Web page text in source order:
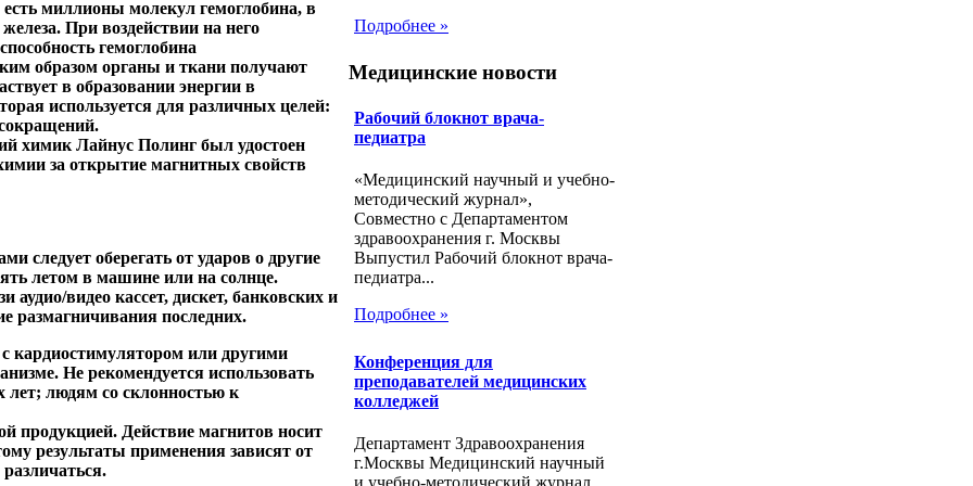
миллионы молекул гемоглобина, в
При воздействии на него
гемоглобина
образом органы и ткани получают
в образовании энергии в
используется для различных целей:
химик Лайнус Полинг был удостоен
за открытие магнитных свойств
следует оберегать от ударов о другие
летом в машине или на солнце.
аудио/видео кассет, дискет, банковских и
размагничивания последних.
кардиостимулятором или другими
Не рекомендуется использовать
лет; людям со склонностью к
продукцией. Действие магнитов носит
результаты применения зависят от
Подробнее »
Медицинские новости
Рабочий блокнот врача-
педиатра
«Медицинский научный и учебно-
методический журнал»,
Совместно с Департаментом
здравоохранения г. Москвы
Выпустил Рабочий блокнот врача-
педиатра...
Подробнее »
Конференция для
преподавателей медицинских
колледжей
Департамент Здравоохранения
г.Москвы Медицинский научный